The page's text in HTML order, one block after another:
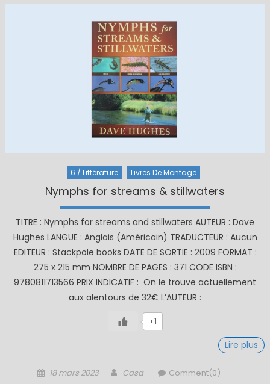
6 / Littérature Livres De Montage
Nymphs for streams & stillwaters
TITRE : Nymphs for streams and stillwaters AUTEUR : Dave
Hughes LANGUE : Anglais (Américain) TRADUCTEUR : Aucun
EDITEUR : Stackpole books DATE DE SORTIE : 2009 FORMAT :
275 x 215 mm NOMBRE DE PAGES : 371 CODE ISBN :
9780811713566 PRIX INDICATIF : On le trouve actuellement
aux alentours de 32€ L’AUTEUR :
+1
Lire plus
Posted
18 mars 2023 Author
Casa Comment(0)